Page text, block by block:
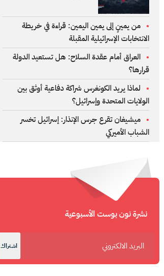
من يمينٍ إلى يمين اليمين: قراءة في خريطة
الانتخابات الإسرائيلية المقبلة
العراق أمام عقدة السلاح: هل تستعيد الدولة
قرارها؟
لماذا يريد الكونغرس شراكة دفاعية أوثق بين
الولايات المتحدة وإسرائيل؟
ميشيغان تقرع جرس الإنذار: إسرائيل تخسر
الشباب الأميركي
نشرة نون بوست الأسبوعية
اشتراك